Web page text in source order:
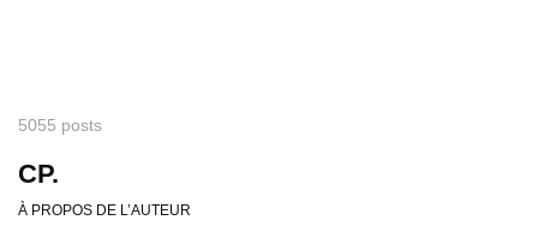
5055 posts
CP.
À PROPOS DE L’AUTEUR